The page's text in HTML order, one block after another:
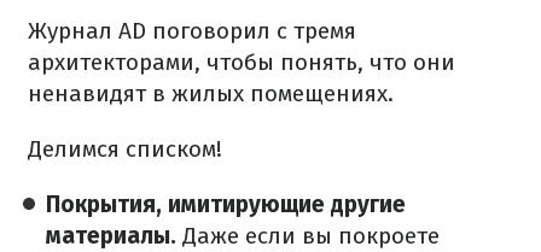
Журнал AD поговорил с тремя
архитекторами, чтобы понять, что они
ненавидят в жилых помещениях.
Делимся списком!
Покрытия, имитирующие другие
материалы. Даже если вы покроете